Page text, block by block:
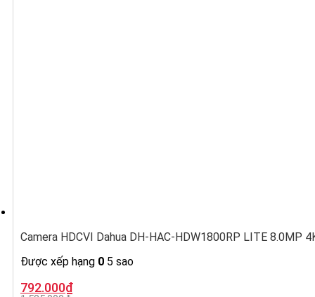
Camera HDCVI Dahua DH-HAC-HDW1800RP LITE 8.0MP
Được xếp hạng 0 5 sao
Giá
792.000₫
Giá